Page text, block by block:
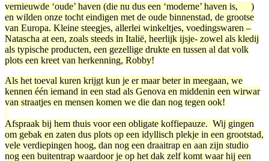
vernieuwde ‘oude’ haven (die nu dus een ‘moderne’ haven is,
)
en wilden onze tocht eindigen met de oude binnenstad, de grootse
van Europa. Kleine steegjes, allerlei winkeltjes, voedingswaren –
Natascha at een, zoals steeds in Italië, heerlijk ijsje- zowel als kledij
als typische producten, een gezellige drukte en tussen al dat volk
plots een kreet van herkenning, Robby!
Als het toeval kuren krijgt kun je er maar beter in meegaan, we
kennen één iemand in een stad als Genova en middenin een wirwar
van straatjes en mensen komen we die dan nog tegen ook!
Afspraak bij hem thuis voor een obligate koffiepauze. Wij gingen
om gebak en zaten dus plots op een idyllisch plekje in een grootstad,
vele verdiepingen hoog, dan nog een draaitrap en aan zijn studio
nog een buitentrap waardoor je op het dak zelf komt waar hij een